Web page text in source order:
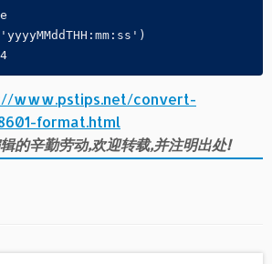
www.pstips.net/convert-
format.html
的辛勤劳动,欢迎转载,并注明出处!